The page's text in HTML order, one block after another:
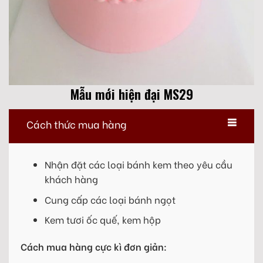
Mẫu mới hiện đại MS29
Cách thức mua hàng
Nhận đặt các loại bánh kem theo yêu cầu
khách hàng
Cung cấp các loại bánh ngọt
Kem tươi ốc quế, kem hộp
Cách mua hàng cực kì đơn giản: